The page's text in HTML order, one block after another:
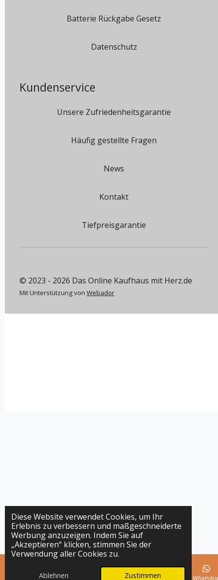
Diese Website verwendet Cookies, um Ihr
Erlebnis zu verbessern und maßgeschneiderte
Werbung anzuzeigen. Indem Sie auf
„Akzeptieren“ klicken, stimmen Sie der
Verwendung aller Cookies zu.
Ablehnen Zustimmen
Batterie Rückgabe Gesetz
Datenschutz
Kundenservice
Unsere Zufriedenheitsgarantie
Häufig gestellte Fragen
News
Kontakt
Tiefpreisgarantie
© 2023 - 2026 Das Online Kaufhaus mit Herz.de
Mit Unterstützung von Webador
Telefon Instagram